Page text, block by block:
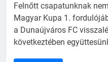
Felnőtt csapatunknak
Magyar Kupa 1.
a Dunaújváros FC
következtében